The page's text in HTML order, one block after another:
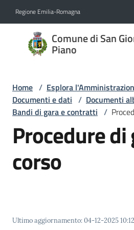
Regione Emilia-Romagna
Comune di San
Piano
Comune
di San
di Piano
Amministrazione
Menu selezionato
San
Home / Esplora
Documenti e dati / Documenti
Bandi di gara e contratti /
Procedure di
corso
Ultimo aggiornamento:04-12-2025 10:12